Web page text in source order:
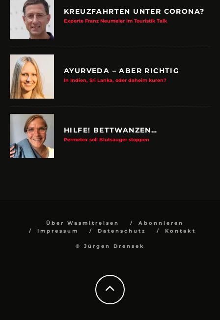
KREUZFAHRTEN UNTER CORONA?
Experte Franz Neumeier im Touristik Talk
AYURVEDA – ABER RICHTIG
In Indien, Sri Lanka, oder daheim kuren?
HILFE! BETTWANZEN…
Permetex soll Blutsauger stoppen
Über Wasmitreisen
Abonnieren
Impressum
Datenschutz Kontakt
© Jürgen Drensek